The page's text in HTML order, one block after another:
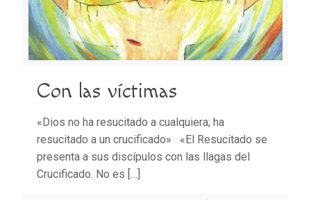
Con las víctimas
«Dios no ha resucitado a cualquiera; ha
resucitado a un crucificado» «El Resucitado se
presenta a sus discípulos con las llagas del
Crucificado. No es […]